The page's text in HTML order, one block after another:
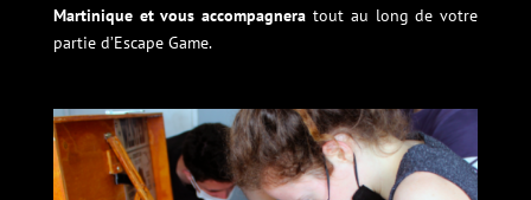
Martinique et vous accompagnera tout au long de votre
partie d’Escape Game.